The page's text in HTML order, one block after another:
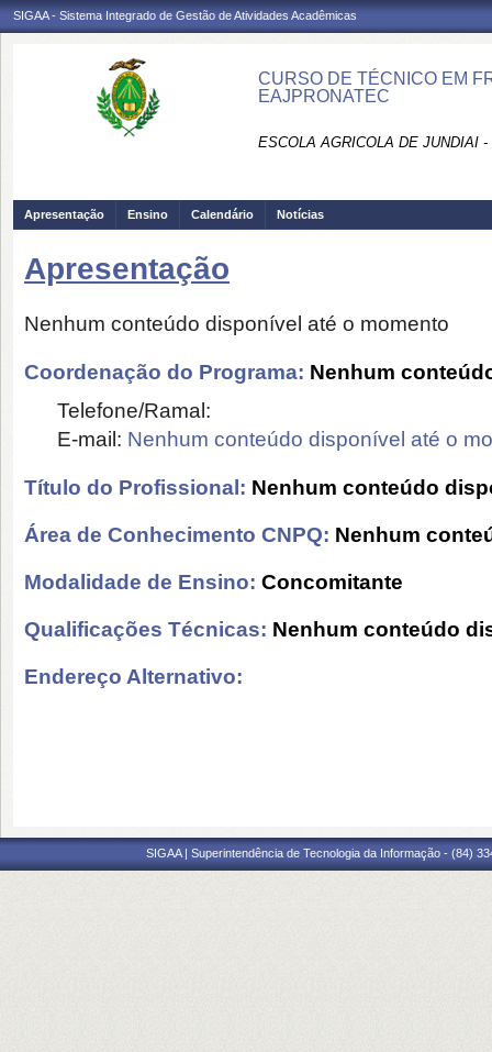
SIGAA - Sistema Integrado de Gestão de Atividades Acadêmicas
CURSO DE TÉCNICO EM
EAJPRONATEC
ESCOLA AGRICOLA DE JUNDIAI
Apresentação Ensino Calendário Notícias
Apresentação
Nenhum conteúdo disponível até o momento
Coordenação do Programa: Nenhum
Telefone/Ramal:
E-mail: Nenhum conteúdo disponível até o
Título do Profissional: Nenhum conteúdo
Área de Conhecimento CNPQ: Nenhum
Modalidade de Ensino: Concomitante
Qualificações Técnicas: Nenhum conteúdo
Endereço Alternativo:
SIGAA | Superintendência de Tecnologia da Informação - (84)